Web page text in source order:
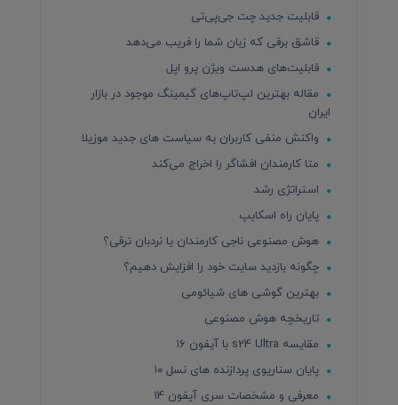
قابلیت جدید چت جی‌پی‌تی
قاشق برقی که زبان شما را فریب می‌دهد
قابلیت‌های هدست ویژن پرو اپل
مقاله بهترین لپ‌تاپ‌های گیمینگ موجود در بازار
ایران
واکنش منفی کاربران به سیاست های جدید موزیلا
متا کارمندان افشاگر را اخراج می‌کند
استراتژی رشد
پایان راه اسکایپ
هوش مصنوعی ناجی کارمندان یا نردبان ترقی؟
چگونه بازدید سایت خود را افزایش دهیم؟
بهترین گوشی های شیائومی
تاریخچه هوش مصنوعی
مقایسه s24 Ultra با آیفون ۱۶
پایان سناریوی پردازنده های نسل ۱۰
معرفی و مشخصات سری آیفون 14